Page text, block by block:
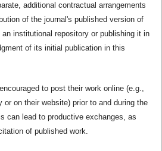
additional contractual arrangements
of the journal's published version of
institutional repository or publishing it in
of its initial publication in this
to post their work online (e.g.,
or on their website) prior to and during the
can lead to productive exchanges, as
of published work.